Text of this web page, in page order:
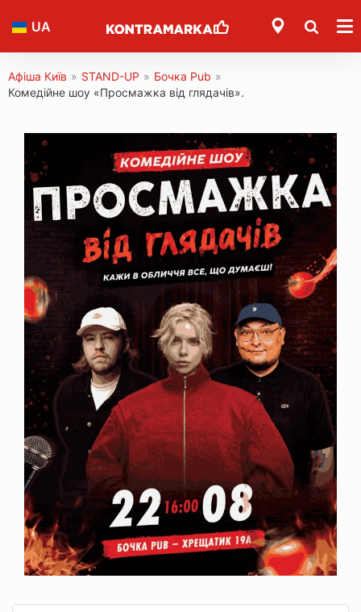
UA
Афіша Київ » STAND-UP » Бочка Pub »
Комедійне шоу «Просмажка від глядачів».